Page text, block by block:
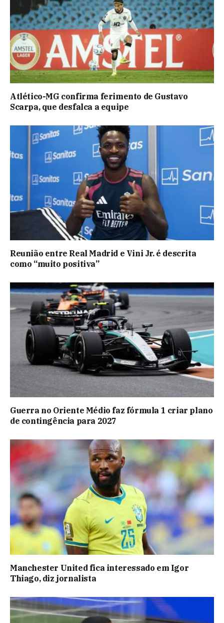
Atlético-MG confirma ferimento de Gustavo
Scarpa, que desfalca a equipe
Reunião entre Real Madrid e Vini Jr. é descrita
como “muito positiva”
Guerra no Oriente Médio faz fórmula 1 criar plano
de contingência para 2027
Manchester United fica interessado em Igor
Thiago, diz jornalista